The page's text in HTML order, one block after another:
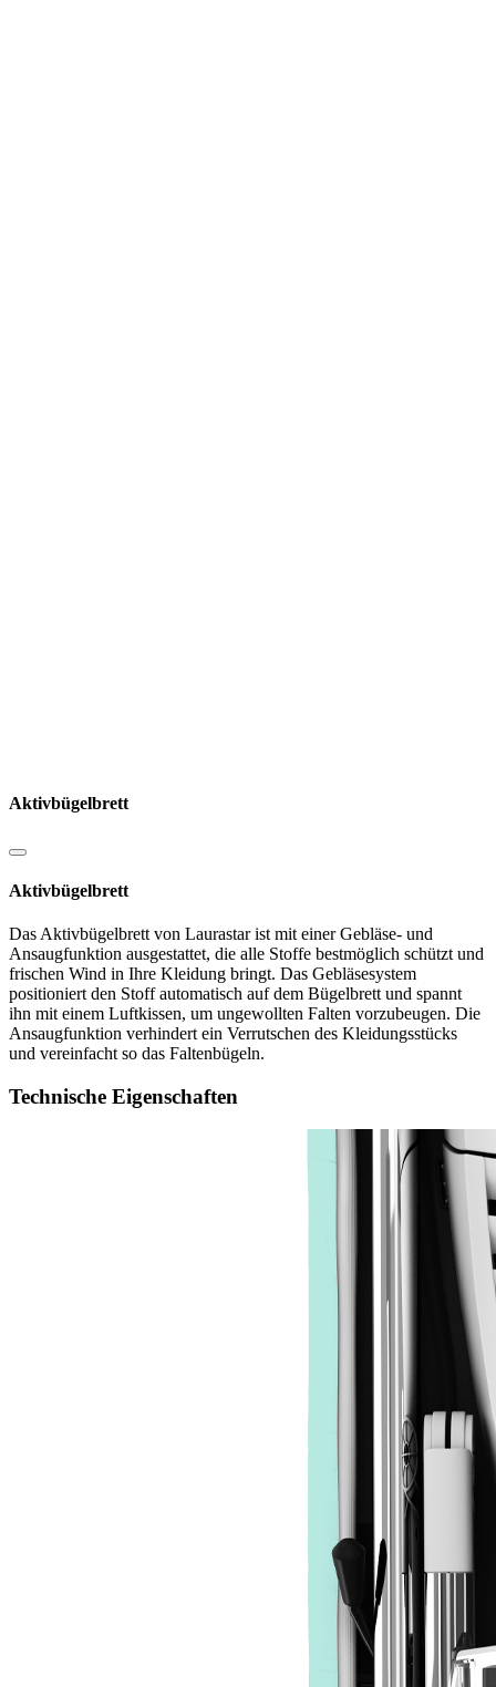
Aktivbügelbrett
Aktivbügelbrett
Das Aktivbügelbrett von Laurastar ist mit einer Gebläse- und
Ansaugfunktion ausgestattet, die alle Stoffe bestmöglich schützt und
frischen Wind in Ihre Kleidung bringt. Das Gebläsesystem
positioniert den Stoff automatisch auf dem Bügelbrett und spannt
ihn mit einem Luftkissen, um ungewollten Falten vorzubeugen. Die
Ansaugfunktion verhindert ein Verrutschen des Kleidungsstücks
und vereinfacht so das Faltenbügeln.
Technische Eigenschaften